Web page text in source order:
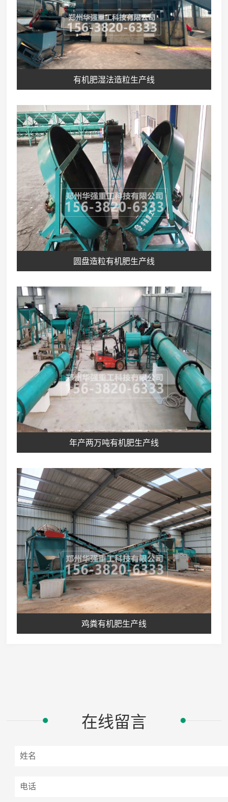
有机肥湿法造粒生产线
圆盘造粒有机肥生产线
年产两万吨有机肥生产线
鸡粪有机肥生产线
在线留言